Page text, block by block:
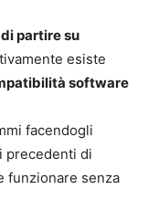
partire su
esiste
software
facendogli
precedenti di
funzionare senza